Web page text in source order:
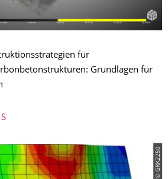
für
Grundlagen für
© GRK2250